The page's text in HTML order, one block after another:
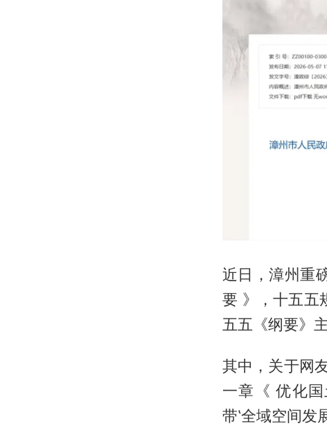
近日，漳州重
要 》，十五五
五五《纲要》
其中，关于网
一章《 优化
带‛全域空间发